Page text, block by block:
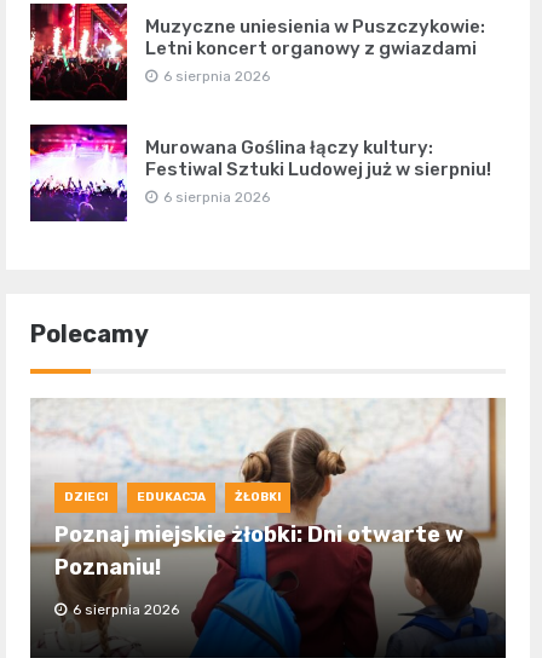
Muzyczne uniesienia w Puszczykowie:
Letni koncert organowy z gwiazdami
6 sierpnia 2026
Murowana Goślina łączy kultury:
Festiwal Sztuki Ludowej już w sierpniu!
6 sierpnia 2026
Polecamy
DZIECI EDUKACJA ŻŁOBKI
Poznaj miejskie żłobki: Dni otwarte w
Poznaniu!
6 sierpnia 2026